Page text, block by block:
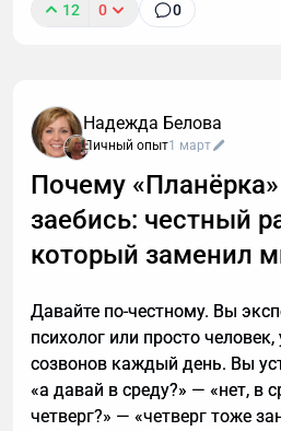
интересны кредиты,
Если вы тревожитесь
важный разговор, например,
расскажу, почему стоит
звонки мне.
12 0 0
Надежда Белова
Личный опыт1 март
Почему
заебись: честный
который заменил
Давайте по-честному. Вы
психолог или просто человек,
созвонов каждый день. Вы
«а давай в среду?» — «нет, в
четверг?» — «четверг тоже